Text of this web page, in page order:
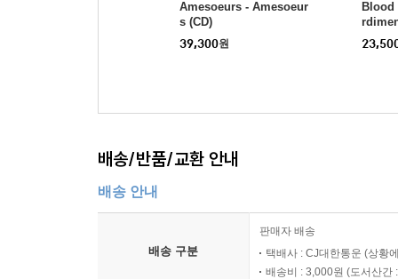
Amesoeurs - Amesoeur
s (CD)
39,300원
Blood
n
배송/반품/교환 안내
배송 안내
배송 구분
판매자 배송
택배사 : CJ대한통운 (상황
배송비 : 3,000원 (도서산간